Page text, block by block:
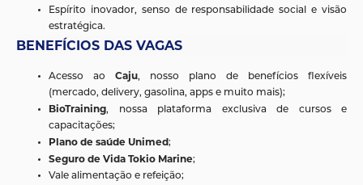
Espírito inovador, senso de responsabilidade social e visão
estratégica.
BENEFÍCIOS DAS VAGAS
Acesso ao Caju, nosso plano de benefícios flexíveis
(mercado, delivery, gasolina, apps e muito mais);
BioTraining, nossa plataforma exclusiva de cursos e
capacitações;
Plano de saúde Unimed;
Seguro de Vida Tokio Marine;
Vale alimentação e refeição;